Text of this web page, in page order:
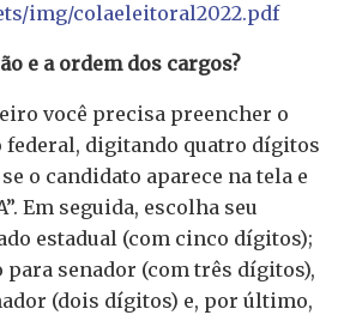
img/colaeleitoral2022.pdf
e a ordem dos cargos?
você precisa preencher o
federal, digitando quatro dígitos
o candidato aparece na tela e
Em seguida, escolha seu
estadual (com cinco dígitos);
para senador (com três dígitos),
(dois dígitos) e, por último,